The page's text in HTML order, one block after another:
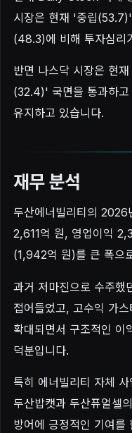
시장은 현재 '중립
(48.3)에 비해 투자심리
반면 나스닥 시장은 현
(32.4)' 국면을 통과하고
유지하고 있습니다.
재무 분석
두산에너빌리티의
2,611억 원, 영업이익
(1,942억 원)를 큰 폭으
과거 저마진으로 수주했
접어들었고, 고수익 가
확대되면서 구조적인 이
덕분입니다.
특히 에너빌리티 자체
두산밥캣과 두산퓨얼셀
방어에 긍정적인 기여를